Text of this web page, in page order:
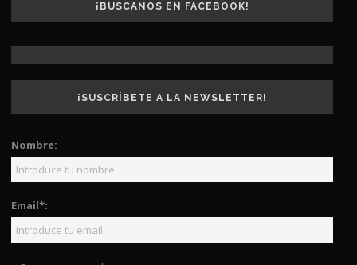
¡BUSCANOS EN FACEBOOK!
¡SUSCRÍBETE A LA NEWSLETTER!
Nombre:
Email*: